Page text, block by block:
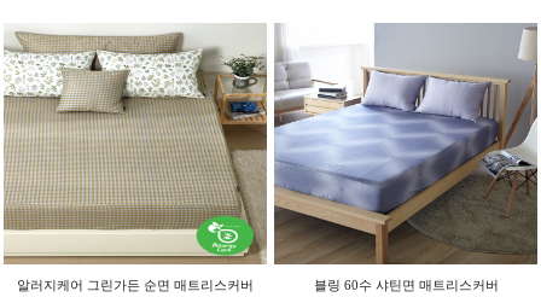
알러지케어 그린가든 순면 매트리스커버 블링 60수 샤틴면 매트리스커버